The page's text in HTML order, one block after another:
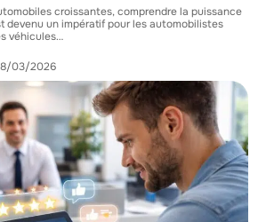
croissantes, comprendre la puissance
devenu un impératif pour les automobilistes
véhicules…
03/2026